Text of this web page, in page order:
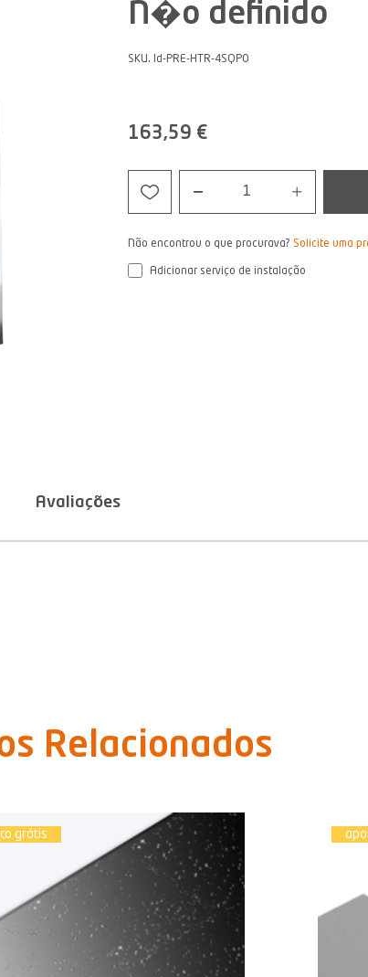
N�o definido
SKU. Id-PRE-HTR-4SQPO
163,59 €
1
Não encontrou o que procurava? Solicite uma
Adicionar serviço de instalação
Avaliações
Relacionados
grátis